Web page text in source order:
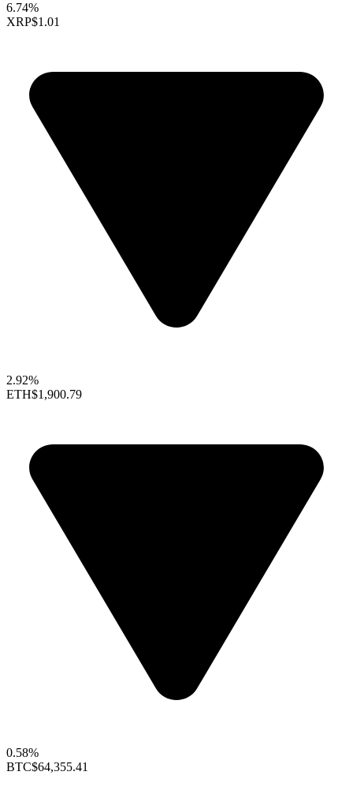
6.74%
XRP$1.01
2.92%
ETH$1,900.79
0.58%
BTC$64,355.41